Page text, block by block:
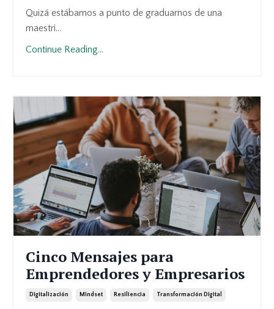
Quizá estábamos a punto de graduarnos de una
maestri...
Continue Reading...
Cinco Mensajes para
Emprendedores y Empresarios
Digitalización Mindset Resiliencia Transformación Digital